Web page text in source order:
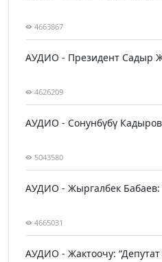
4663867
АУДИО - Президент Садыр
4626209
АУДИО - Сонунбүбү
5043580
АУДИО - Жыргалбек Бабаев:
4665031
АУДИО - Жактоочу: